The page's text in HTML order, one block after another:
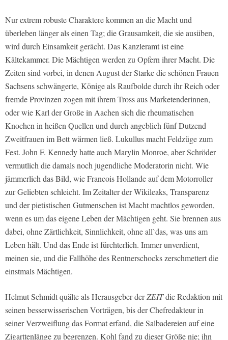
Nur extrem robuste Charaktere kommen an die Macht und
überleben länger als einen Tag; die Grausamkeit, die sie ausüben,
wird durch Einsamkeit gerächt. Das Kanzleramt ist eine
Kältekammer. Die Mächtigen werden zu Opfern ihrer Macht. Die
Zeiten sind vorbei, in denen August der Starke die schönen Frauen
Sachsens schwängerte, Könige als Raufbolde durch ihr Reich oder
fremde Provinzen zogen mit ihrem Tross aus Marketenderinnen,
oder wie Karl der Große in Aachen sich die rheumatischen
Knochen in heißen Quellen und durch angeblich fünf Dutzend
Zweitfrauen im Bett wärmen ließ. Lukullus macht Feldzüge zum
Fest. John F. Kennedy hatte auch Marylin Monroe, aber Schröder
vermutlich die damals noch jugendliche Moderatorin nicht. Wie
jämmerlich das Bild, wie Francois Hollande auf dem Motorroller
zur Geliebten schleicht. Im Zeitalter der Wikileaks, Transparenz
und der pietistischen Gutmenschen ist Macht machtlos geworden,
wenn es um das eigene Leben der Mächtigen geht. Sie brennen aus
dabei, ohne Zärtlichkeit, Sinnlichkeit, ohne all`das, was uns am
Leben hält. Und das Ende ist fürchterlich. Immer unverdient,
meinen sie, und die Fallhöhe des Rentnerschocks zerschmettert die
einstmals Mächtigen.
Helmut Schmidt quälte als Herausgeber derZEITdie Redaktion mit
seinen besserwisserischen Vorträgen, bis der Chefredakteur in
seiner Verzweiflung das Format erfand, die Salbadereien auf eine
Zigarttenlänge zu begrenzen. Kohl fand zu dieser Größe nie; ihn